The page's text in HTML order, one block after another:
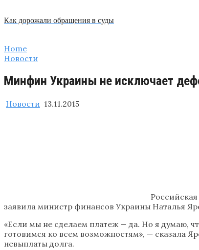
Как дорожали обращения в суды
Home
Новости
​Минфин Украины не исключает
Новости 13.11.2015
заявила министр финансов Украины Наталья
«Если мы не сделаем платеж — да. Но я думаю,
готовимся ко всем возможностям», — сказала
невыплаты долга.